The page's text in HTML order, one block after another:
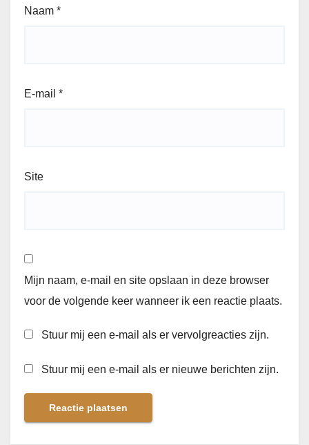
Naam *
E-mail *
Site
Mijn naam, e-mail en site opslaan in deze browser
voor de volgende keer wanneer ik een reactie plaats.
Stuur mij een e-mail als er vervolgreacties zijn.
Stuur mij een e-mail als er nieuwe berichten zijn.